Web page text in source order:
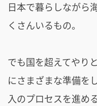
日本で暮らしながら
くさんいるもの。
でも国を超えてやり
にさまざまな準備を
入のプロセスを進め